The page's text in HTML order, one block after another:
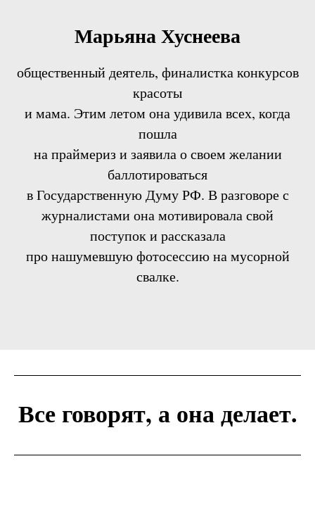
Марьяна Хуснеева
общественный деятель, финалистка конкурсов
красоты
и мама. Этим летом она удивила всех, когда
пошла
на праймериз и заявила о своем желании
баллотироваться
в Государственную Думу РФ. В разговоре с
журналистами она мотивировала свой
поступок и рассказала
про нашумевшую фотосессию на мусорной
свалке.
Все говорят, а она делает.